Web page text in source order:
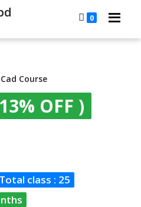
0
Course
OFF )
Total class : 25